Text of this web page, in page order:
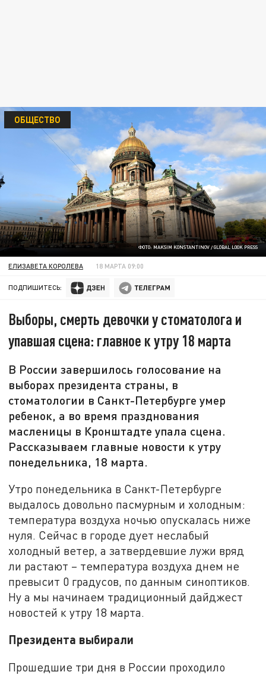
ФОТО: MAKSIM KONSTANTINOV / GLOBAL LOOK PRESS
ОБЩЕСТВО
ЕЛИЗАВЕТА КОРОЛЕВА 18 МАРТА 09:00
ПОДПИШИТЕСЬ:
Выборы, смерть девочки у стоматолога и
упавшая сцена: главное к утру 18 марта
В России завершилось голосование на
выборах президента страны, в
стоматологии в Санкт-Петербурге умер
ребенок, а во время празднования
масленицы в Кронштадте упала сцена.
Рассказываем главные новости к утру
понедельника, 18 марта.
Утро понедельника в Санкт-Петербурге
выдалось довольно пасмурным и холодным:
температура воздуха ночью опускалась ниже
нуля. Сейчас в городе дует неслабый
холодный ветер, а затвердевшие лужи вряд
ли растают – температура воздуха днем не
превысит 0 градусов, по данным синоптиков.
Ну а мы начинаем традиционный дайджест
новостей к утру 18 марта.
Президента выбирали
Прошедшие три дня в России проходило